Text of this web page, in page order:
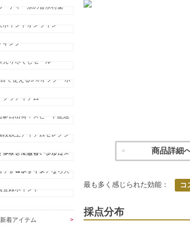
商品詳細
最も多く感じられた効能： コ
採点分布
新着アイテム